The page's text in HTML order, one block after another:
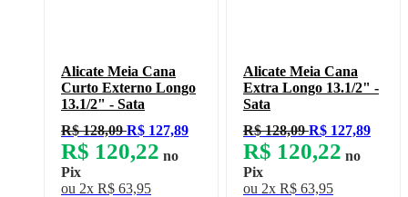
Alicate Meia Cana
Curto Externo Longo
13.1/2" - Sata
R$ 128,09R$ 127,89
R$ 120,22 no
Pix
ou 2x R$ 63,95
Alicate Meia Cana
Extra Longo 13.1/2" -
Sata
R$ 128,09R$ 127,89
R$ 120,22 no
Pix
ou 2x R$ 63,95